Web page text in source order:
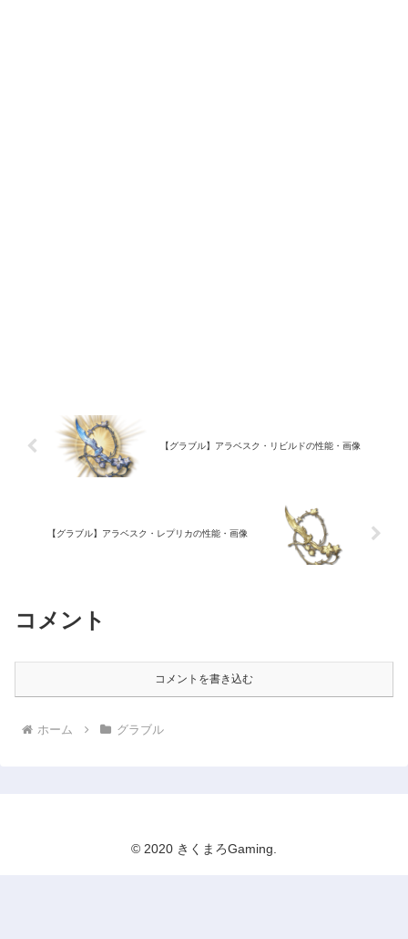
【グラブル】アラベスク・リビルドの性能・画像
【グラブル】アラベスク・レプリカの性能・画像
コメント
コメントを書き込む
ホーム グラブル
© 2020 きくまろGaming.